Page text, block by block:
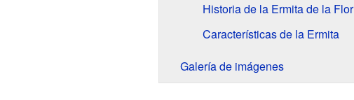
Historia de la Ermita de la Flor
Características de la Ermita
Galería de imágenes